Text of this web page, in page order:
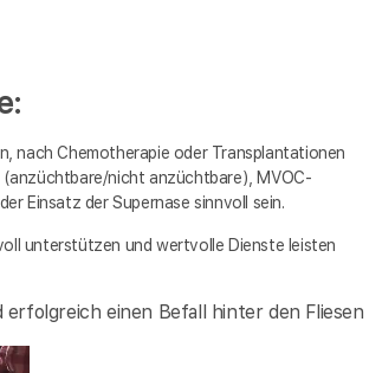
nach Chemotherapie oder Transplantationen
(anzüchtbare/nicht anzüchtbare), MVOC-
Einsatz der Supernase sinnvoll sein.
unterstützen und wertvolle Dienste leisten
einen Befall hinter den Fliesen